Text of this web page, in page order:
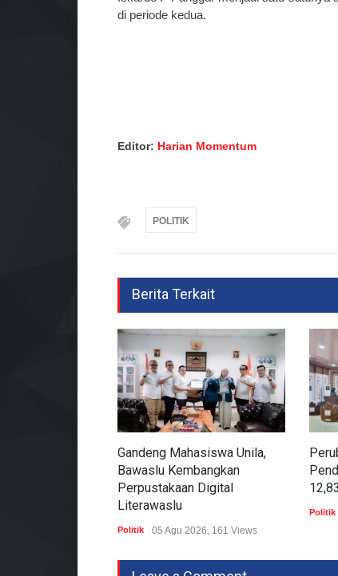
di periode kedua.
Editor: Harian Momentum
POLITIK
Berita Terkait
Gandeng Mahasiswa Unila,
Bawaslu Kembangkan
Perpustakaan Digital
Literawaslu
Politik 05 Agu 2026, 161 Views
Politik